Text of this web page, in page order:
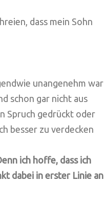
dass mein Sohn
unangenehm war
schon gar nicht aus
Spruch gedrückt oder
besser zu verdecken
ich hoffe, dass ich
dabei in erster Linie an